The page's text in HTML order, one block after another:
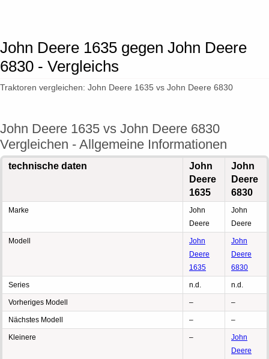
John Deere 1635 gegen John Deere
6830 - Vergleichs
Traktoren vergleichen: John Deere 1635 vs John Deere 6830
John Deere 1635 vs John Deere 6830
Vergleichen - Allgemeine Informationen
technische daten
John
Deere
1635
John
Deere
6830
Marke
John
Deere
John
Deere
Modell
John
Deere
1635
John
Deere
6830
Series n.d. n.d.
Vorheriges Modell – –
Nächstes Modell – –
Kleinere –
John
Deere